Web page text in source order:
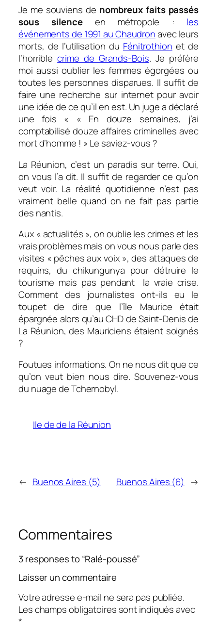
Je me souviens de nombreux faits passés
sous silenceen métropole : les
événements de 1991 au Chaudronavec leurs
morts, de l’utilisation du Fénitrothion et de
l’horriblecrime de Grands-Bois. Je préfère
moi aussi oublier les femmes égorgées ou
toutes les personnes disparues. Il suffit de
faire une recherche sur internet pour avoir
une idée de ce qu’il en est. Un juge a déclaré
une fois « « En douze semaines, j’ai
comptabilisé douze affaires criminelles avec
mort d’homme ! » Le saviez-vous ?
La Réunion, c’est un paradis sur terre. Oui,
on vous l’a dit. Il suffit de regarder ce qu’on
veut voir. La réalité quotidienne n’est pas
vraiment belle quand on ne fait pas partie
des nantis.
Aux « actualités », on oublie les crimes et les
vrais problèmes mais on vous nous parle des
visites « pêches aux voix », des attaques de
requins, du chikungunya pour détruire le
tourisme mais pas pendant la vraie crise.
Comment des journalistes ont-ils eu le
toupet de dire que l’île Maurice était
épargnée alors qu’au CHD de Saint-Denis de
La Réunion, des Mauriciens étaient soignés
?
Foutues informations. On ne nous dit que ce
qu’on veut bien nous dire. Souvenez-vous
du nuage de Tchernobyl.
Ile de de la Réunion
← Buenos Aires (5) Buenos Aires (6) →
Commentaires
3 responses to “Ralé-poussé”
Laisser un commentaire
Votre adresse e-mail ne sera pas publiée.
Les champs obligatoires sont indiqués avec